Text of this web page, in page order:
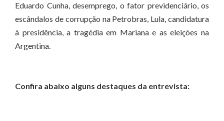
Eduardo Cunha, desemprego, o fator previdenciário, os
escândalos de corrupção na Petrobras, Lula, candidatura
à presidência, a tragédia em Mariana e as eleições na
Argentina.
Confira abaixo alguns destaques da entrevista: